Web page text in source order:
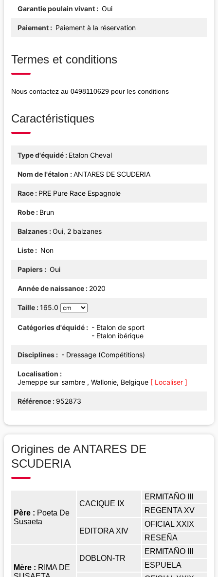
Garantie poulain vivant Oui
Paiement Paiement à la réservation
Termes et conditions
Nous contactez au 0498110629 pour les conditions
Caractéristiques
Type d'équidé Etalon Cheval
Nom de l'étalon ANTARES DE SCUDERIA
Race PRE Pure Race Espagnole
Robe Brun
Balzanes Oui, 2 balzanes
Liste Non
Papiers Oui
Année de naissance 2020
Taille 165.0
Catégories d'équidé
- Etalon de sport
- Etalon ibérique
Disciplines - Dressage (Compétitions)
Localisation
Jemeppe sur sambre , Wallonie, Belgique [ Localiser ]
Référence 952873
Origines de ANTARES DE
SCUDERIA
Père : Poeta De
Susaeta
CACIQUE IX
ERMITAÑO III
REGENTA XV
EDITORA XIV
OFICIAL XXIX
RESEÑA
Mère : RIMA DE
DOBLON-TR
ERMITAÑO III
ESPUELA